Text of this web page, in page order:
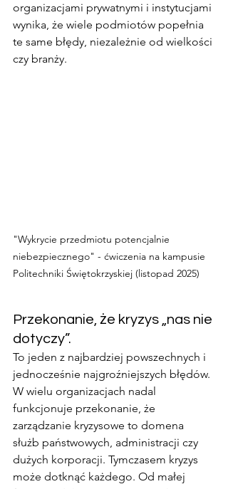
organizacjami prywatnymi i instytucjami
wynika, że wiele podmiotów popełnia
te same błędy, niezależnie od wielkości
czy branży.
"Wykrycie przedmiotu potencjalnie
niebezpiecznego" - ćwiczenia na kampusie
Politechniki Świętokrzyskiej (listopad 2025)
Przekonanie, że kryzys „nas nie
dotyczy”.
To jeden z najbardziej powszechnych i
jednocześnie najgroźniejszych błędów.
W wielu organizacjach nadal
funkcjonuje przekonanie, że
zarządzanie kryzysowe to domena
służb państwowych, administracji czy
dużych korporacji. Tymczasem kryzys
może dotknąć każdego. Od małej